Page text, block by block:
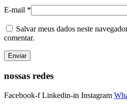
E-mail *
Salvar meus dados neste
comentar.
nossas redes
Facebook-f Linkedin-in Instagram